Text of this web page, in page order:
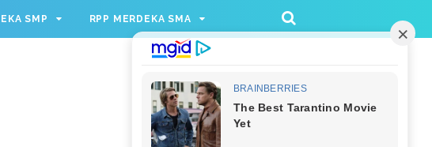
rppmer', [336, 280], 'div-gpt-ad-1733174991559-
SMP RPP MERDEKA SMA